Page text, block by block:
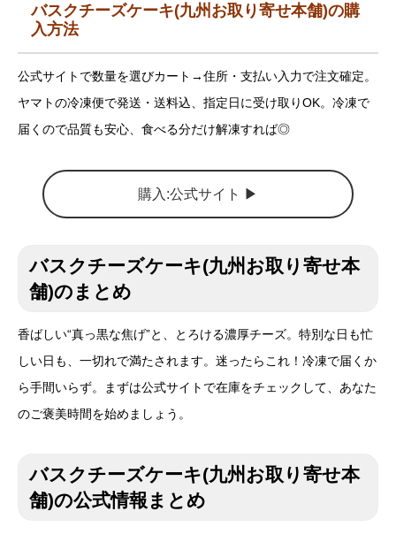
バスクチーズケーキ(九州お取り寄せ本舗)の購
入方法
公式サイトで数量を選びカート→住所・支払い入力で注文確定。
ヤマトの冷凍便で発送・送料込、指定日に受け取りOK。冷凍で
届くので品質も安心、食べる分だけ解凍すれば◎
購入:公式サイト ▶︎
バスクチーズケーキ(九州お取り寄せ本
舗)のまとめ
香ばしい“真っ黒な焦げ”と、とろける濃厚チーズ。特別な日も忙
しい日も、一切れで満たされます。迷ったらこれ！冷凍で届くか
ら手間いらず。まずは公式サイトで在庫をチェックして、あなた
のご褒美時間を始めましょう。
バスクチーズケーキ(九州お取り寄せ本
舗)の公式情報まとめ